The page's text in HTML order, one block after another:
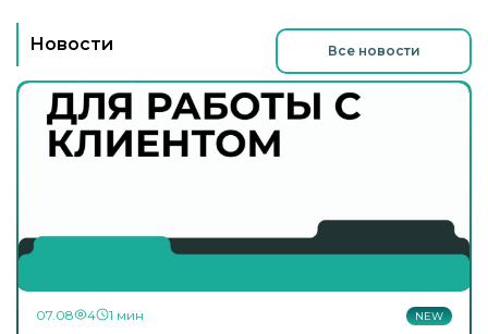
Новости Все новости
NEW
07.08 4 1 мин